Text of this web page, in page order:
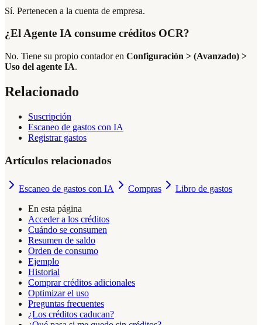
Sí. Pertenecen a la cuenta de empresa.
¿El Agente IA consume créditos OCR?
No. Tiene su propio contador en Configuración > (Avanzado) >
Uso del agente IA.
Relacionado
Suscripción
Escaneo de gastos con IA
Registrar gastos
Artículos relacionados
Escaneo de gastos con IA Compras
Libro de gastos
En esta página
Acceder a los créditos
Cuándo se consumen
Resumen de saldo
Orden de consumo
Ejemplo
Historial
Comprar créditos adicionales
Optimizar el uso
Preguntas frecuentes
¿Los créditos caducan?